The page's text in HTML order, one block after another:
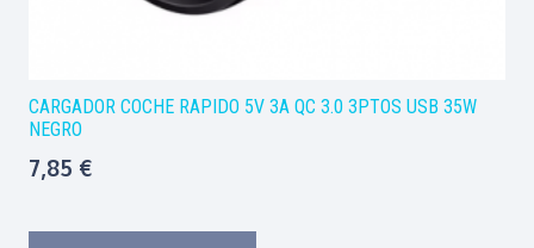
CARGADOR COCHE RAPIDO 5V 3A QC 3.0 3PTOS USB 35W
NEGRO
7,85 €